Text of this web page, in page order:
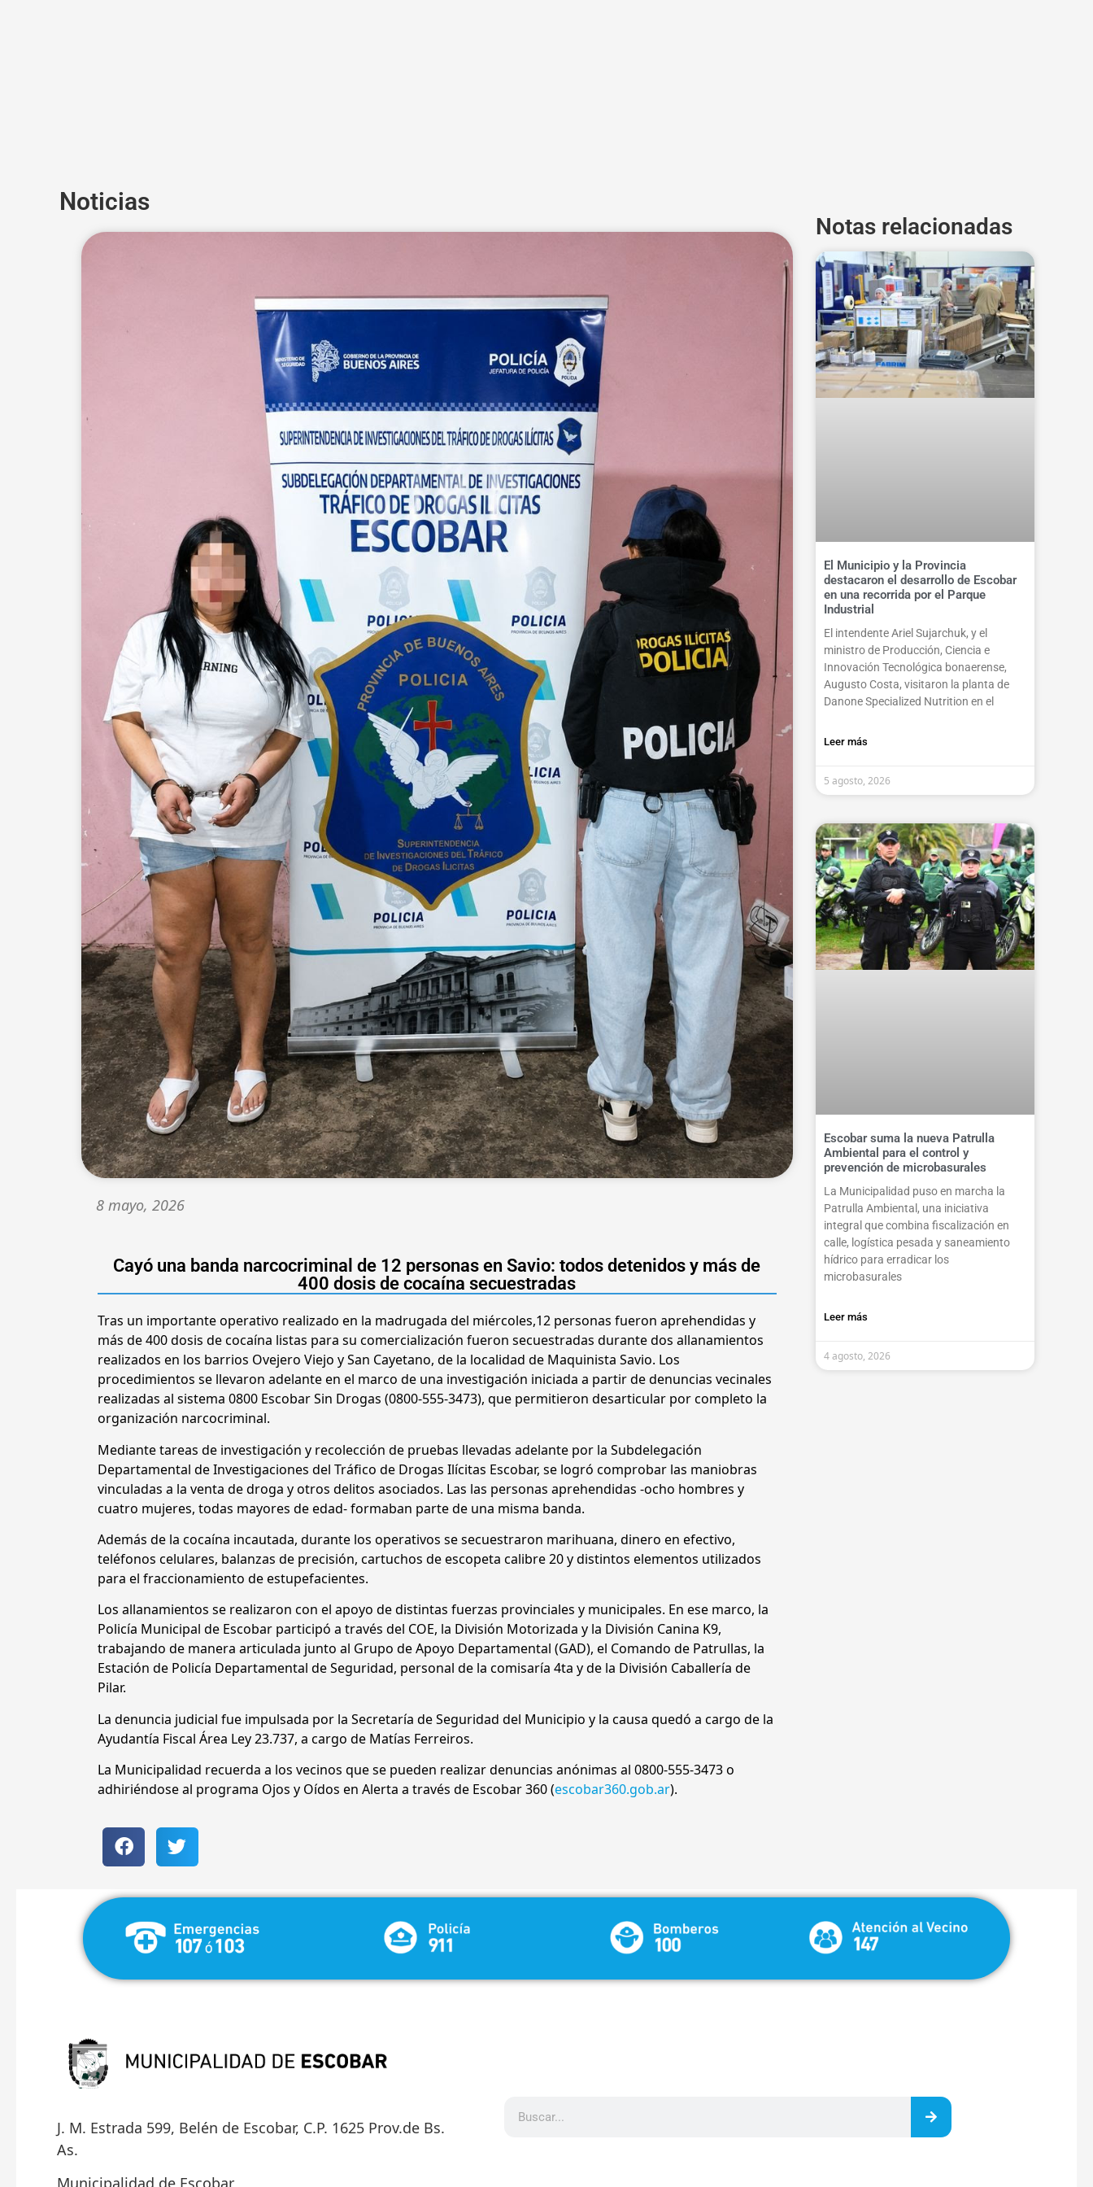
Noticias
8 mayo, 2026
Cayó una banda narcocriminal de 12 personas en Savio: todos detenidos y más de
400 dosis de cocaína secuestradas
Tras un importante operativo realizado en la madrugada del miércoles,12 personas fueron aprehendidas y
más de 400 dosis de cocaína listas para su comercialización fueron secuestradas durante dos allanamientos
realizados en los barrios Ovejero Viejo y San Cayetano, de la localidad de Maquinista Savio. Los
procedimientos se llevaron adelante en el marco de una investigación iniciada a partir de denuncias vecinales
realizadas al sistema 0800 Escobar Sin Drogas (0800-555-3473), que permitieron desarticular por completo la
organización narcocriminal.
Mediante tareas de investigación y recolección de pruebas llevadas adelante por la Subdelegación
Departamental de Investigaciones del Tráfico de Drogas Ilícitas Escobar, se logró comprobar las maniobras
vinculadas a la venta de droga y otros delitos asociados. Las las personas aprehendidas -ocho hombres y
cuatro mujeres, todas mayores de edad- formaban parte de una misma banda.
Además de la cocaína incautada, durante los operativos se secuestraron marihuana, dinero en efectivo,
teléfonos celulares, balanzas de precisión, cartuchos de escopeta calibre 20 y distintos elementos utilizados
para el fraccionamiento de estupefacientes.
Los allanamientos se realizaron con el apoyo de distintas fuerzas provinciales y municipales. En ese marco, la
Policía Municipal de Escobar participó a través del COE, la División Motorizada y la División Canina K9,
trabajando de manera articulada junto al Grupo de Apoyo Departamental (GAD), el Comando de Patrullas, la
Estación de Policía Departamental de Seguridad, personal de la comisaría 4ta y de la División Caballería de
Pilar.
La denuncia judicial fue impulsada por la Secretaría de Seguridad del Municipio y la causa quedó a cargo de la
Ayudantía Fiscal Área Ley 23.737, a cargo de Matías Ferreiros.
La Municipalidad recuerda a los vecinos que se pueden realizar denuncias anónimas al 0800-555-3473 o
adhiriéndose al programa Ojos y Oídos en Alerta a través de Escobar 360 (escobar360.gob.ar).
Notas relacionadas
El Municipio y la Provincia
destacaron el desarrollo de Escobar
en una recorrida por el Parque
Industrial
El intendente Ariel Sujarchuk, y el
ministro de Producción, Ciencia e
Innovación Tecnológica bonaerense,
Augusto Costa, visitaron la planta de
Danone Specialized Nutrition en el
Leer más
5 agosto, 2026
Escobar suma la nueva Patrulla
Ambiental para el control y
prevención de microbasurales
La Municipalidad puso en marcha la
Patrulla Ambiental, una iniciativa
integral que combina fiscalización en
calle, logística pesada y saneamiento
hídrico para erradicar los
microbasurales
Leer más
4 agosto, 2026
J. M. Estrada 599, Belén de Escobar, C.P. 1625 Prov.de Bs.
As.